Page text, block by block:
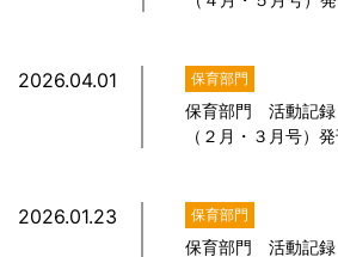
2026.04.01 保育部門
保育部門 活動記録
（２月・３月号）
2026.01.23 保育部門
保育部門 活動記録